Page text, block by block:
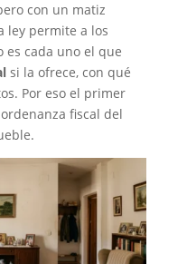
con un matiz
ley permite a los
es cada uno el que
si la ofrece, con qué
Por eso el primer
fiscal del